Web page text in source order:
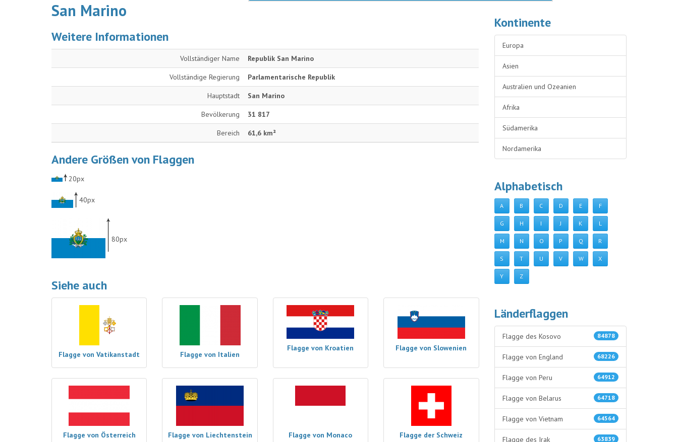
San Marino
Weitere Informationen
Vollständiger Name Republik San Marino
Vollständige Regierung Parlamentarische Republik
Hauptstadt San Marino
Bevölkerung 31 817
Bereich 61,6 km²
Andere Größen von Flaggen
20px
40px
80px
Siehe auch
Flagge von Vatikanstadt Flagge von Italien
Flagge von Kroatien Flagge von Slowenien
Flagge von Österreich Flagge von Liechtenstein Flagge von Monaco Flagge der Schweiz
Kontinente
Europa
Asien
Australien und Ozeanien
Afrika
Südamerika
Nordamerika
Alphabetisch
A B C D E F
G H I J K L
M N O P Q R
S T U V W X
Y Z
Länderflaggen
84878
Flagge des Kosovo
68226
Flagge von England
64912
Flagge von Peru
64718
Flagge von Belarus
64564
Flagge von Vietnam
63839
Flagge des Irak